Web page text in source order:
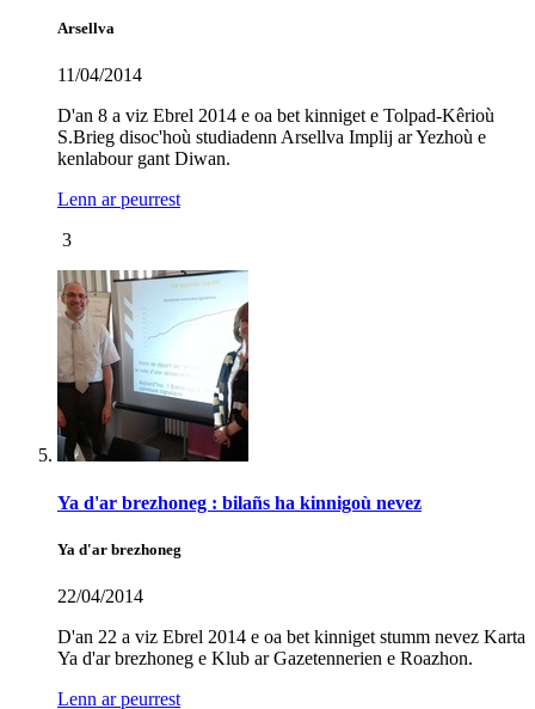
Arsellva
11/04/2014
D'an 8 a viz Ebrel 2014 e oa bet kinniget e Tolpad-Kêrioù
S.Brieg disoc'hoù studiadenn Arsellva Implij ar Yezhoù e
kenlabour gant Diwan.
Lenn ar peurrest
3
Ya d'ar brezhoneg : bilañs ha kinnigoù nevez
Ya d'ar brezhoneg
22/04/2014
D'an 22 a viz Ebrel 2014 e oa bet kinniget stumm nevez Karta
Ya d'ar brezhoneg e Klub ar Gazetennerien e Roazhon.
Lenn ar peurrest